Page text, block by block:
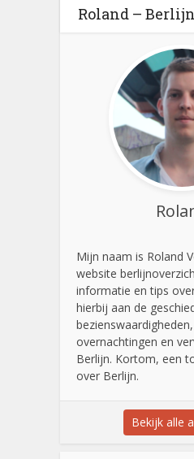
Roland –
Mijn naam is Roland
website
informatie en tips
hierbij aan de
overnachtingen en
Berlijn. Kortom, een
over Berlijn.
Bekijk alle